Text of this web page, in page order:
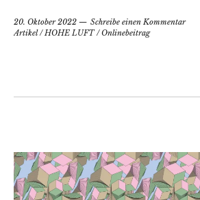
20. Oktober 2022
Schreibe einen Kommentar
Artikel/ HOHE LUFT/Onlinebeitrag